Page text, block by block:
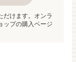
だけます。オンラ
ップの購入ページ